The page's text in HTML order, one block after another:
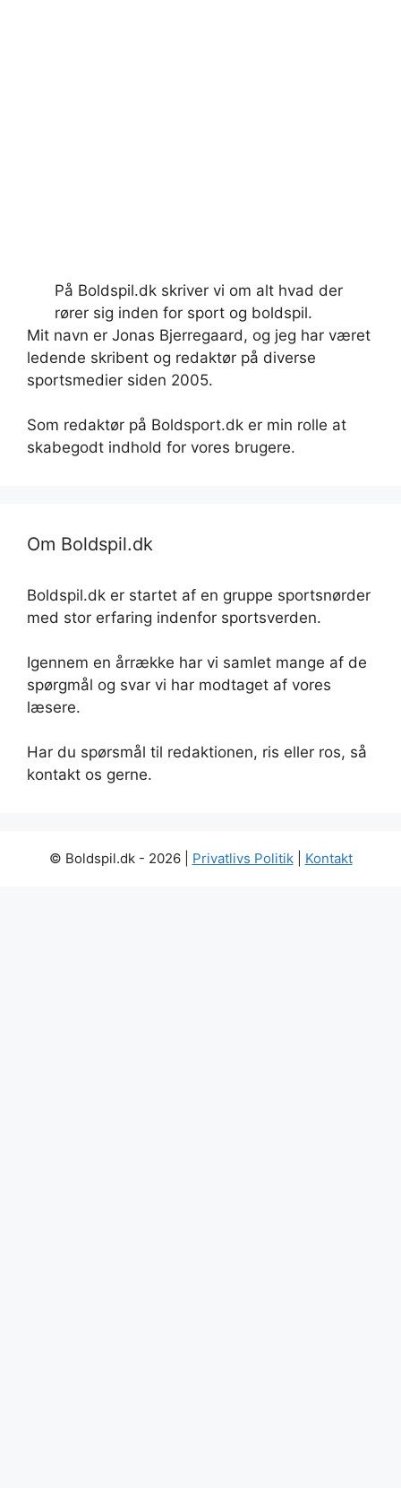
På Boldspil.dk skriver vi om alt hvad der
rører sig inden for sport og boldspil.
Mit navn er Jonas Bjerregaard, og jeg har været
ledende skribent og redaktør på diverse
sportsmedier siden 2005.
Som redaktør på Boldsport.dk er min rolle at
skabegodt indhold for vores brugere.
Om Boldspil.dk
Boldspil.dk er startet af en gruppe sportsnørder
med stor erfaring indenfor sportsverden.
Igennem en årrække har vi samlet mange af de
spørgmål og svar vi har modtaget af vores
læsere.
Har du spørsmål til redaktionen, ris eller ros, så
kontakt os gerne.
© Boldspil.dk - 2026 | Privatlivs Politik| Kontakt